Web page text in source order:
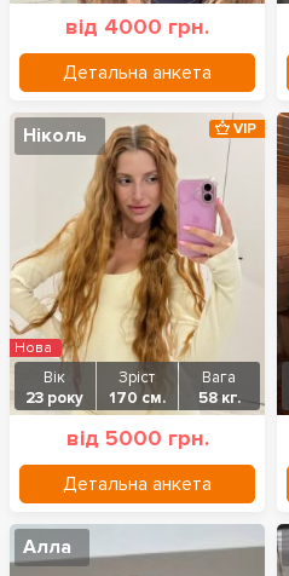
від 4000 грн.
Детальна анкета
Ніколь
Вік
23 року
Зріст
170 см.
Вага
58 кг.
від 5000 грн.
Детальна анкета
VIP
Нова
Алла